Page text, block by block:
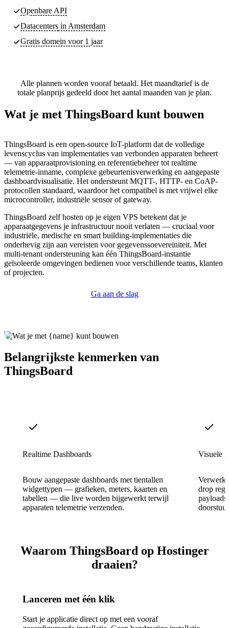
Openbare API
Datacenters in Amsterdam
Gratis domein voor 1 jaar
Alle plannen worden vooraf betaald. Het maandtarief is de
totale planprijs gedeeld door het aantal maanden van je plan.
Wat je met ThingsBoard kunt bouwen
ThingsBoard is een open-source IoT-platform dat de volledige
levenscyclus van implementaties van verbonden apparaten beheert
— van apparaatprovisioning en referentiebeheer tot realtime
telemetrie-inname, complexe gebeurtenisverwerking en aangepaste
dashboardvisualisatie. Het ondersteunt MQTT-, HTTP- en CoAP-
protocollen standaard, waardoor het compatibel is met vrijwel elke
microcontroller, industriële sensor of gateway.
ThingsBoard zelf hosten op je eigen VPS betekent dat je
apparaatgegevens je infrastructuur nooit verlaten — cruciaal voor
industriële, medische en smart building-implementaties die
onderhevig zijn aan vereisten voor gegevenssoevereiniteit. Met
multi-tenant ondersteuning kan één ThingsBoard-instantie
geïsoleerde omgevingen bedienen voor verschillende teams, klanten
of projecten.
Ga aan de slag
Belangrijkste kenmerken van
ThingsBoard
Realtime Dashboards
Bouw aangepaste dashboards met tientallen
widgettypen — grafieken, meters, kaarten en
tabellen — die live worden bijgewerkt terwijl
apparaten telemetrie verzenden.
Visuele
Verwerk
drop
payloads
Waarom ThingsBoard op Hostinger
draaien?
Lanceren met één klik
Start je applicatie direct op met een vooraf